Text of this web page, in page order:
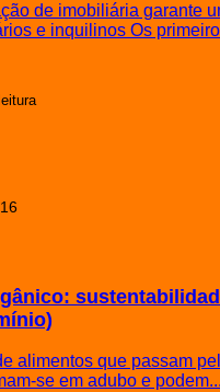
de imobiliária garante
e inquilinos Os
alimentos que passam
se em adubo e podem...